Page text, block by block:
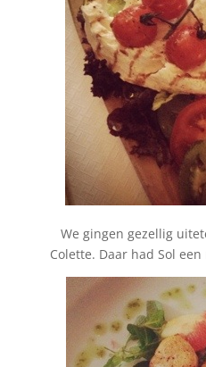
We gingen gezellig
Colette. Daar had Sol